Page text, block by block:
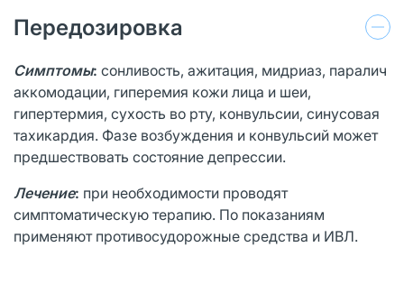
Передозировка
Симптомы: сонливость, ажитация, мидриаз, паралич
аккомодации, гиперемия кожи лица и шеи,
гипертермия, сухость во рту, конвульсии, синусовая
тахикардия. Фазе возбуждения и конвульсий может
предшествовать состояние депрессии.
Лечение: при необходимости проводят
симптоматическую терапию. По показаниям
применяют противосудорожные средства и ИВЛ.